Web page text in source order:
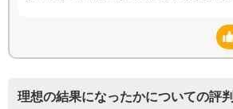
理想の結果になったかについての評判